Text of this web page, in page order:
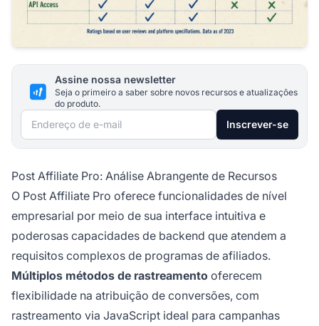
Assine nossa newsletter
Seja o primeiro a saber sobre novos recursos e atualizações
do produto.
Endereço de e-mail Inscrever-se
Post Affiliate Pro: Análise Abrangente de Recursos
O Post Affiliate Pro oferece funcionalidades de nível
empresarial por meio de sua interface intuitiva e
poderosas capacidades de backend que atendem a
requisitos complexos de programas de afiliados.
Múltiplos métodos de rastreamento oferecem
flexibilidade na atribuição de conversões, com
rastreamento via JavaScript ideal para campanhas